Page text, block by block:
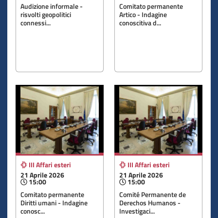
Audizione informale -
risvolti geopolitici
connessi...
Comitato permanente
Artico - Indagine
conoscitiva d...
III Affari esteri
21 Aprile 2026
15:00
Comitato permanente
Diritti umani - Indagine
conosc...
III Affari esteri
21 Aprile 2026
15:00
Comité Permanente de
Derechos Humanos -
Investigaci...